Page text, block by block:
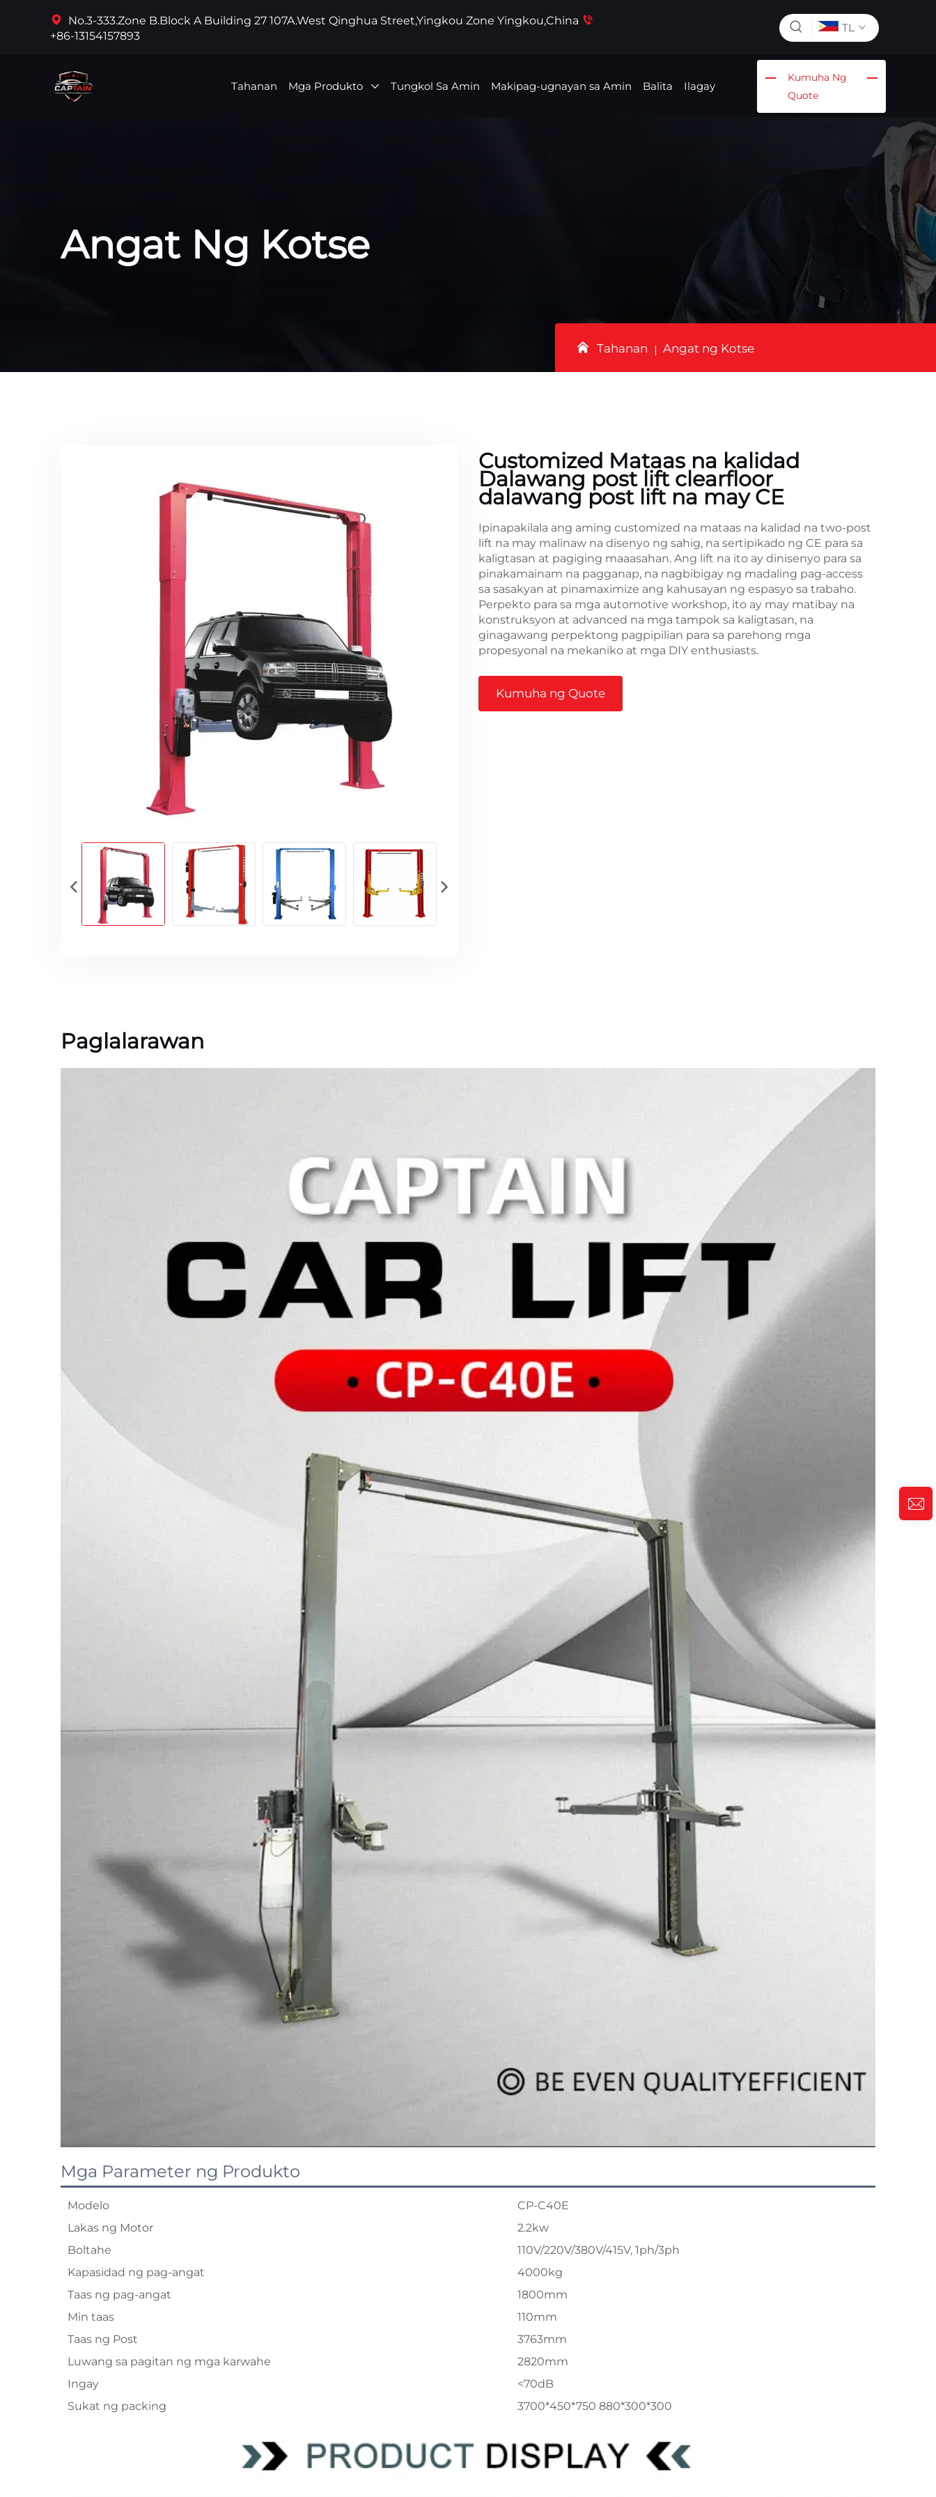
No.3-333.Zone B.Block A Building 27 107A.West Qinghua Street,Yingkou Zone Yingkou,China
+86-13154157893
TL
Tahanan Mga Produkto Tungkol Sa Amin Makipag-ugnayan sa Amin Balita Ilagay
Kumuha Ng
Quote
Angat Ng Kotse
Tahanan Angat ng Kotse
Customized Mataas na kalidad
Dalawang post lift clearfloor
dalawang post lift na may CE
Ipinapakilala ang aming customized na mataas na kalidad na two-post
lift na may malinaw na disenyo ng sahig, na sertipikado ng CE para sa
kaligtasan at pagiging maaasahan. Ang lift na ito ay dinisenyo para sa
pinakamainam na pagganap, na nagbibigay ng madaling pag-access
sa sasakyan at pinamaximize ang kahusayan ng espasyo sa trabaho.
Perpekto para sa mga automotive workshop, ito ay may matibay na
konstruksyon at advanced na mga tampok sa kaligtasan, na
ginagawang perpektong pagpipilian para sa parehong mga
propesyonal na mekaniko at mga DIY enthusiasts.
Kumuha ng Quote
Paglalarawan
Mga Parameter ng Produkto
Modelo
CP-C40E
Lakas ng Motor
2.2kw
Boltahe
110V/220V/380V/415V, 1ph/3ph
Kapasidad ng pag-angat
4000kg
Taas ng pag-angat
1800mm
Min taas
110mm
Taas ng Post
3763mm
Luwang sa pagitan ng mga karwahe
2820mm
Ingay
<70dB
Sukat ng packing
3700*450*750 880*300*300